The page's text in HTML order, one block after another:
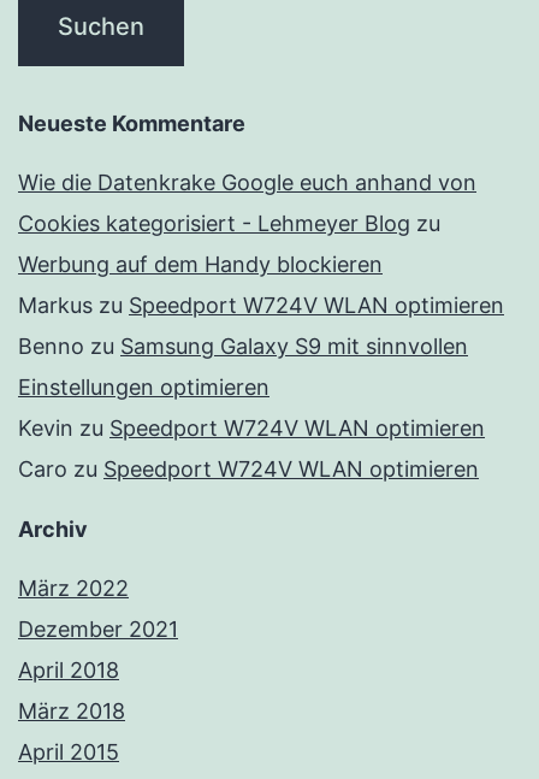
Neueste Kommentare
Wie die Datenkrake Google euch anhand von
Cookies kategorisiert - Lehmeyer Blog zu
Werbung auf dem Handy blockieren
Markus zu Speedport W724V WLAN optimieren
Benno zu Samsung Galaxy S9 mit sinnvollen
Einstellungen optimieren
Kevin zu Speedport W724V WLAN optimieren
Caro zu Speedport W724V WLAN optimieren
Archiv
März 2022
Dezember 2021
April 2018
März 2018
April 2015